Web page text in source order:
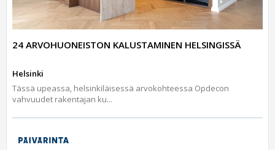
24 ARVOHUONEISTON KALUSTAMINEN HELSINGISSÄ
Helsinki
Tässä upeassa, helsinkiläisessä arvokohteessa Opdecon
vahvuudet rakentajan ku...